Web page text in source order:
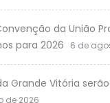
da União
para 2026
6 de
Grande Vitória
de 2026